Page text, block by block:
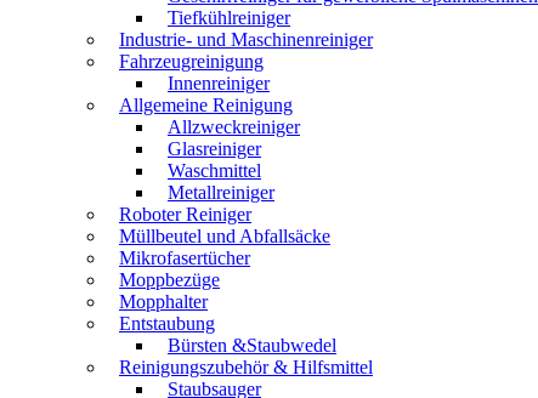
Tiefkühlreiniger
Industrie- und Maschinenreiniger
Fahrzeugreinigung
Innenreiniger
Allgemeine Reinigung
Allzweckreiniger
Glasreiniger
Waschmittel
Metallreiniger
Roboter Reiniger
Müllbeutel und Abfallsäcke
Mikrofasertücher
Moppbezüge
Mopphalter
Entstaubung
Bürsten &Staubwedel
Reinigungszubehör & Hilfsmittel
Staubsauger